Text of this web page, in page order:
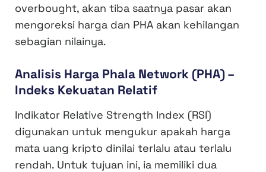
overbought, akan tiba saatnya pasar akan
mengoreksi harga dan PHA akan kehilangan
sebagian nilainya.
Analisis Harga Phala Network (PHA) –
Indeks Kekuatan Relatif
Indikator Relative Strength Index (RSI)
digunakan untuk mengukur apakah harga
mata uang kripto dinilai terlalu atau terlalu
rendah. Untuk tujuan ini, ia memiliki dua